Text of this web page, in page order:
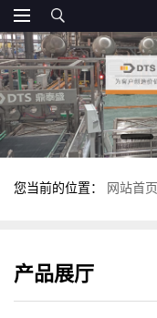
您当前的位置： 网站首页
产品展厅